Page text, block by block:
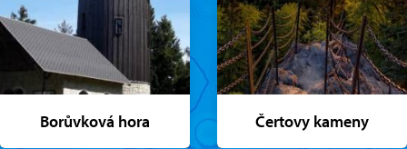
Borůvková hora Čertovy kameny